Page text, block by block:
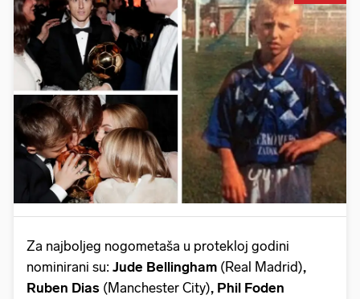
Pokretanje videa...
Za najboljeg nogometaša u protekloj godini
nominirani su: Jude Bellingham (Real Madrid),
Ruben Dias (Manchester City), Phil Foden